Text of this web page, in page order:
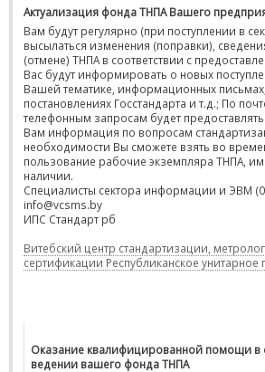
Актуализация фонда ТНПА Вашего
Вам будут регулярно (при поступлении в
высылаться изменения (поправки),
(отмене) ТНПА в соответствии с
Вас будут информировать о новых
Вашей тематике, информационных письмах,
постановлениях Госстандарта и т.д.; По
телефонным запросам будет
Вам информация по вопросам
необходимости Вы сможете взять во
пользование рабочие экземпляра ТНПА,
наличии.
Специалисты сектора информации и ЭВМ
info@vcsms.by
ИПС Стандарт рб
Витебский центр стандартизации,
сертификации Республиканское унитарное
Оказание квалифицированной помощи в
ведении вашего фонда ТНПА